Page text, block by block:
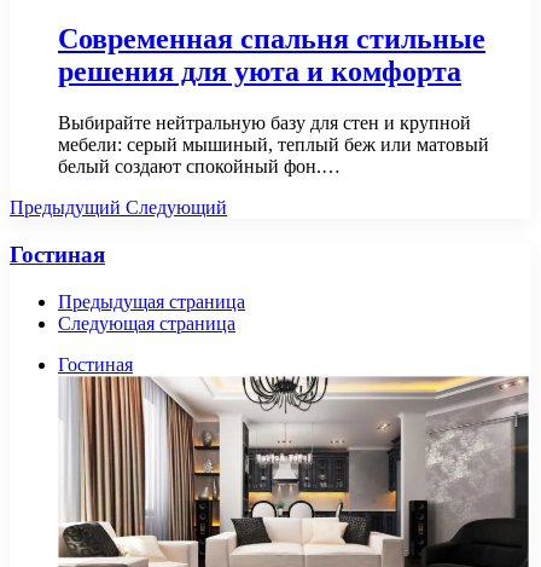
Современная спальня стильные
решения для уюта и комфорта
Выбирайте нейтральную базу для стен и крупной
мебели: серый мышиный, теплый беж или матовый
белый создают спокойный фон.…
Предыдущий Следующий
Гостиная
Предыдущая страница
Следующая страница
Гостиная